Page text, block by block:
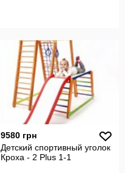
9580 грн
Детский спортивный уголок
Кроха - 2 Plus 1-1